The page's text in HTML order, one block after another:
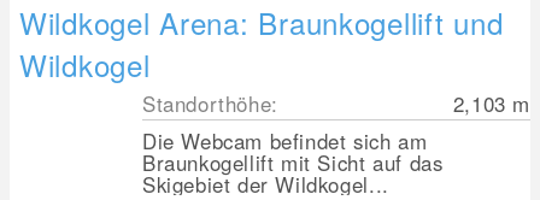
Wildkogel Arena: Braunkogellift und
Wildkogel
Standorthöhe: 2,103 m
Die Webcam befindet sich am
Braunkogellift mit Sicht auf das
Skigebiet der Wildkogel...